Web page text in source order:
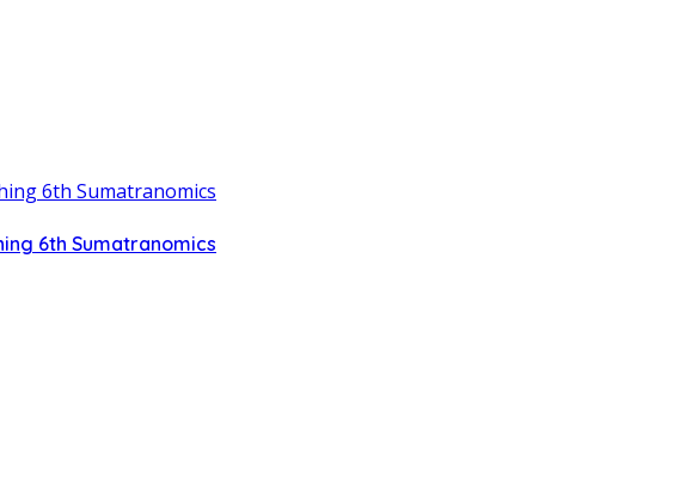
6th Sumatranomics